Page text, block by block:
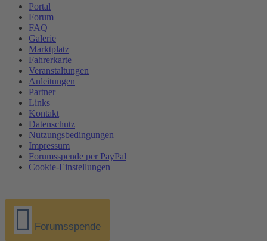
Portal
Forum
FAQ
Galerie
Marktplatz
Fahrerkarte
Veranstaltungen
Anleitungen
Partner
Links
Kontakt
Datenschutz
Nutzungsbedingungen
Impressum
Forumsspende per PayPal
Cookie-Einstellungen
Forumsspende